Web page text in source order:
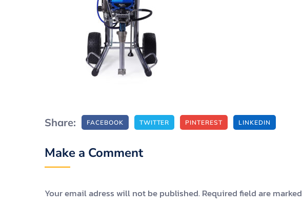
Share: FACEBOOK TWITTER PINTEREST LINKEDIN
Make a Comment
Your email adress will not be published. Required field are marked